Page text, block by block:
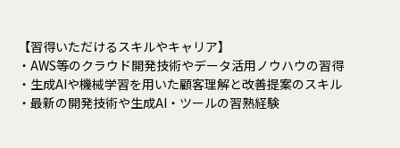
【習得いただけるスキルやキャリア】
・AWS等のクラウド開発技術やデータ活用ノウハウの習得
・生成AIや機械学習を用いた顧客理解と改善提案のスキル
・最新の開発技術や生成AI・ツールの習熟経験